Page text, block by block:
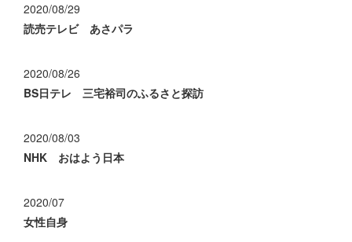
2020/08/29
読売テレビ あさパラ
2020/08/26
BS日テレ 三宅裕司のふるさと探訪
2020/08/03
NHK おはよう日本
2020/07
女性自身